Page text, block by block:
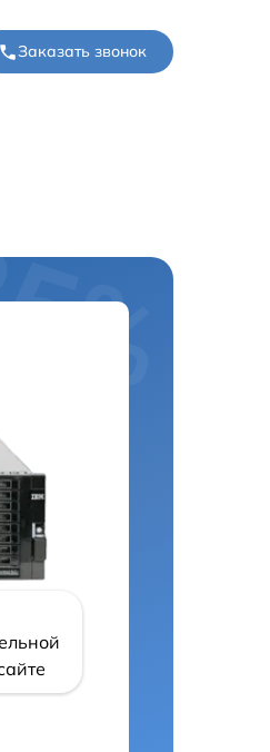
Заказать звонок